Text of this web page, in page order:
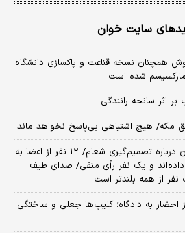
سایت خوان
همچنان نسخه قناعت و پاکسازی دانشگاه
شده است
اثر سانحه رانندگی
مکه/ هیچ اشتباهی بی‌پاسخ نخواهد ماند
اظهارات جدید معاون پزشکیان درباره تصمیم‌گیری شعام/ ۱۲ نفر از اعضا به
و یک نفر رأی منفی/ صدای طیف
از همه بلندتر است
احضار به دادگاه؛ کلیپ‌ها جعلی و ساختگی